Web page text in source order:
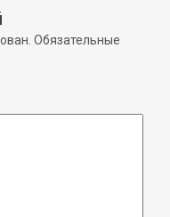
Обязательные